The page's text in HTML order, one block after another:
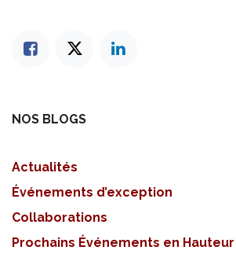
NOS BLOGS
Actualités
Événements d’exception
Collaborations
Prochains Événements en Hauteur